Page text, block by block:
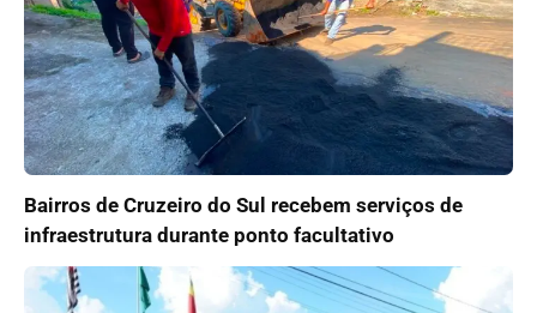
Bairros de Cruzeiro do Sul recebem serviços de
infraestrutura durante ponto facultativo